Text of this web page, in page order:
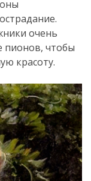
очень
пионов, чтобы
красоту.